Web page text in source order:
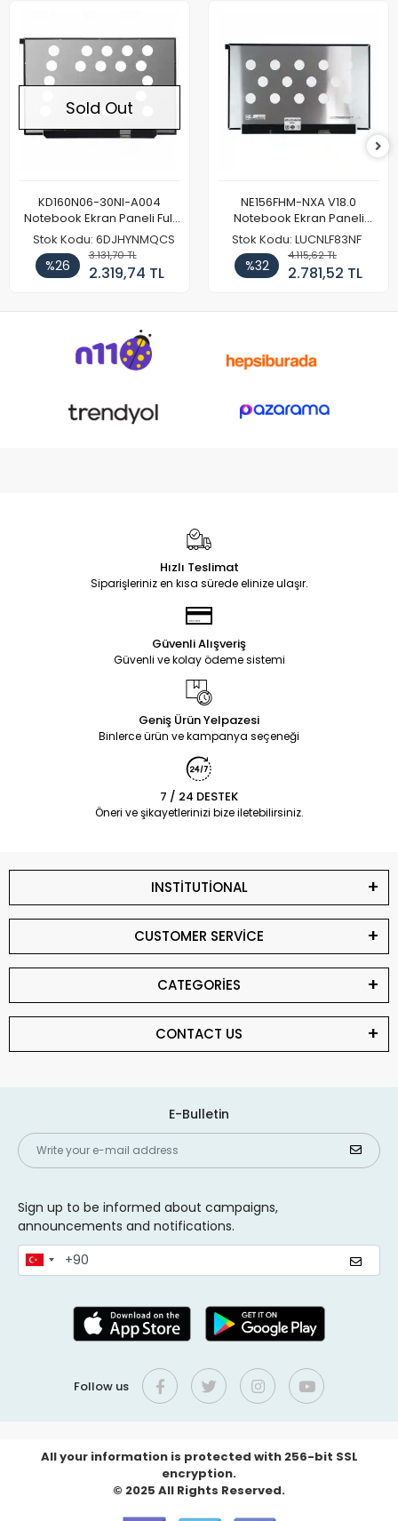
Sold Out
KD160N06-30NI-A004
Notebook Ekran Paneli Full
HD
Stok Kodu: 6DJHYNMQCS
%26
3.131,70 TL
2.319,74 TL
NE156FHM-NXA V18.0
Notebook Ekran Paneli
144Hz
Stok Kodu: LUCNLF83NF
%32
4.115,62 TL
2.781,52 TL
Hızlı Teslimat
Siparişleriniz en kısa sürede elinize ulaşır.
Güvenli Alışveriş
Güvenli ve kolay ödeme sistemi
Geniş Ürün Yelpazesi
Binlerce ürün ve kampanya seçeneği
7 / 24 DESTEK
Öneri ve şikayetlerinizi bize iletebilirsiniz.
INSTİTUTİONAL
CUSTOMER SERVİCE
CATEGORİES
CONTACT US
E-Bulletin
Sign up to be informed about campaigns,
announcements and notifications.
Follow us
All your information is protected with 256-bit SSL
encryption.
© 2025 All Rights Reserved.